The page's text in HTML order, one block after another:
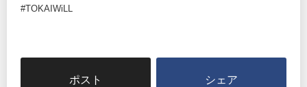
#TOKAIWiLL
シェア